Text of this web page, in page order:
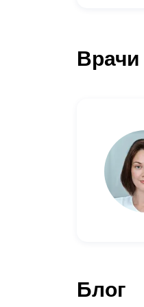
Врачи
Блог